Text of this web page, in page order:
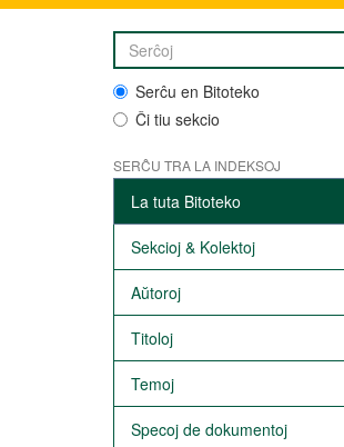
Serĉu en Bitoteko
Ĉi tiu sekcio
SERĈU TRA LA INDEKSOJ
La tuta Bitoteko
Sekcioj & Kolektoj
Aŭtoroj
Titoloj
Temoj
Specoj de dokumentoj